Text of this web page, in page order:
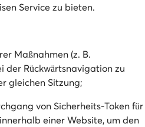
Service zu bieten.
Maßnahmen (z. B.
der Rückwärtsnavigation zu
gleichen Sitzung;
von Sicherheits-Token für
einer Website, um den